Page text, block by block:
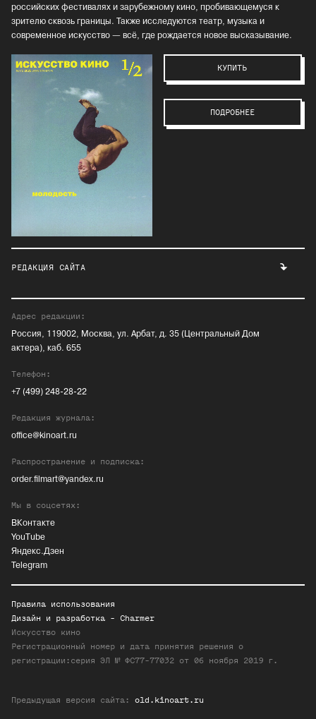
российских фестивалях и зарубежному кино, пробивающемуся к
зрителю сквозь границы. Также исследуются театр, музыка и
современное искусство — всё, где рождается новое высказывание.
КУПИТЬ
ПОДРОБНЕЕ
РЕДАКЦИЯ САЙТА
Адрес редакции:
Россия, 119002, Москва, ул. Арбат, д. 35 (Центральный Дом
актера), каб. 655
Телефон:
+7 (499) 248-28-22
Редакция журнала:
office@kinoart.ru
Распространение и подписка:
order.filmart@yandex.ru
Мы в соцсетях:
ВКонтакте
YouTube
Яндекс.Дзен
Telegram
Правила использования
Дизайн и разработка - Charmer
Искусство кино
Регистрационный номер и дата принятия решения о
регистрации:серия ЭЛ № ФС77-77032 от 06 ноября 2019 г.
Предыдущая версия сайта: old.kinoart.ru